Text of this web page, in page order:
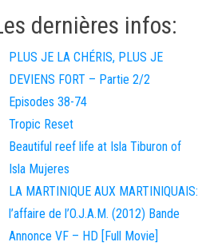
dernières infos:
PLUS JE LA CHÉRIS, PLUS JE
DEVIENS FORT – Partie 2/2
Episodes 38-74
Tropic Reset
Beautiful reef life at Isla Tiburon of
Isla Mujeres
LA MARTINIQUE AUX MARTINIQUAIS:
l’affaire de l’O.J.A.M. (2012) Bande
Annonce VF – HD [Full Movie]